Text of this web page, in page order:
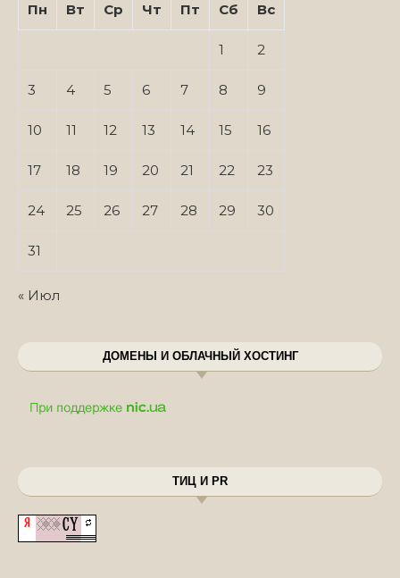
Пн
Вт Ср Чт Пт Сб Вс
1 2
3 4 5 6 7 8 9
10 11 12 13 14 15 16
17 18 19 20 21 22 23
24 25 26 27 28 29 30
31
« Июл
ДОМЕНЫ И ОБЛАЧНЫЙ ХОСТИНГ
ТИЦ И PR